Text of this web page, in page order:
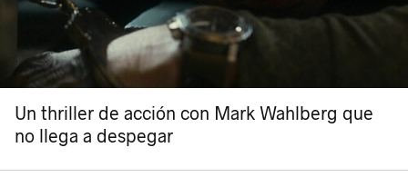
Un thriller de acción con Mark Wahlberg que
no llega a despegar